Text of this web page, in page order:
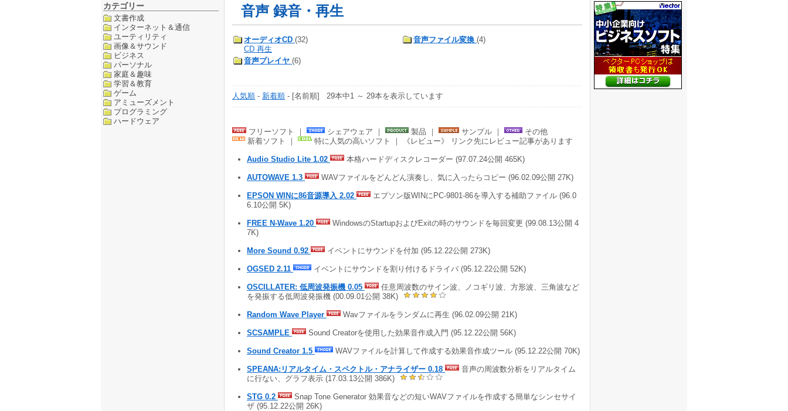
カテゴリー
文書作成
インターネット＆通信
ユーティリティ
画像＆サウンド
ビジネス
パーソナル
家庭＆趣味
学習＆教育
ゲーム
アミューズメント
プログラミング
ハードウェア
音声 録音・再生
オーディオCD (32)
CD 再生
音声ファイル変換 (4)
音声プレイヤ (6)
人気順 - 新着順 - [名前順] 29本中1 ～ 29本を表示しています
フリーソフト ｜ シェアウェア ｜ 製品 ｜ サンプル ｜
その他
新着ソフト ｜
特に人気の高いソフト ｜ 《レビュー》 リンク先にレビュー記事があります
Audio Studio Lite 1.02 本格ハードディスクレコーダー (97.07.24公開 465K)
AUTOWAVE 1.3 WAVファイルをどんどん演奏し、気に入ったらコピー (96.02.09公開 27K)
EPSON WINに86音源導入 2.02
エプソン版WINにPC-9801-86を導入する補助ファイル (96.0
6.10公開 5K)
FREE N-Wave 1.20
WindowsのStartupおよびExitの時のサウンドを毎回変更 (99.08.13公開 4
7K)
More Sound 0.92 イベントにサウンドを付加 (95.12.22公開 273K)
OGSED 2.11 イベントにサウンドを割り付けるドライバ (95.12.22公開 52K)
OSCILLATER: 低周波発振機 0.05
任意周波数のサイン波、ノコギリ波、方形波、三角波など
を発振する低周波発振機 (00.09.01公開 38K)
Random Wave Player Wavファイルをランダムに再生 (96.02.09公開 21K)
SCSAMPLE Sound Creatorを使用した効果音作成入門 (95.12.22公開 56K)
Sound Creator 1.5 WAVファイルを計算して作成する効果音作成ツール (95.12.22公開 70K)
SPEANA:リアルタイム・スペクトル・アナライザー 0.18
音声の周波数分析をリアルタイム
に行ない、グラフ表示 (17.03.13公開 386K)
STG 0.2
Snap Tone Generator 効果音などの短いWAVファイルを作成する簡単なシンセサイ
ザ (95.12.22公開 26K)